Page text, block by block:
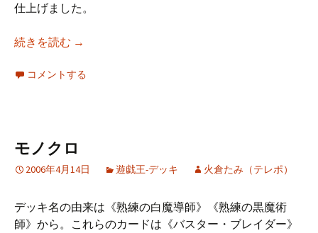
仕上げました。
続きを読む お触れホルス
→
コメントする
モノクロ
2006年4月14日 遊戯王-デッキ 火倉たみ（テレポ）
デッキ名の由来は《熟練の白魔導師》《熟練の黒魔術
師》から。これらのカードは《バスター・ブレイダー》